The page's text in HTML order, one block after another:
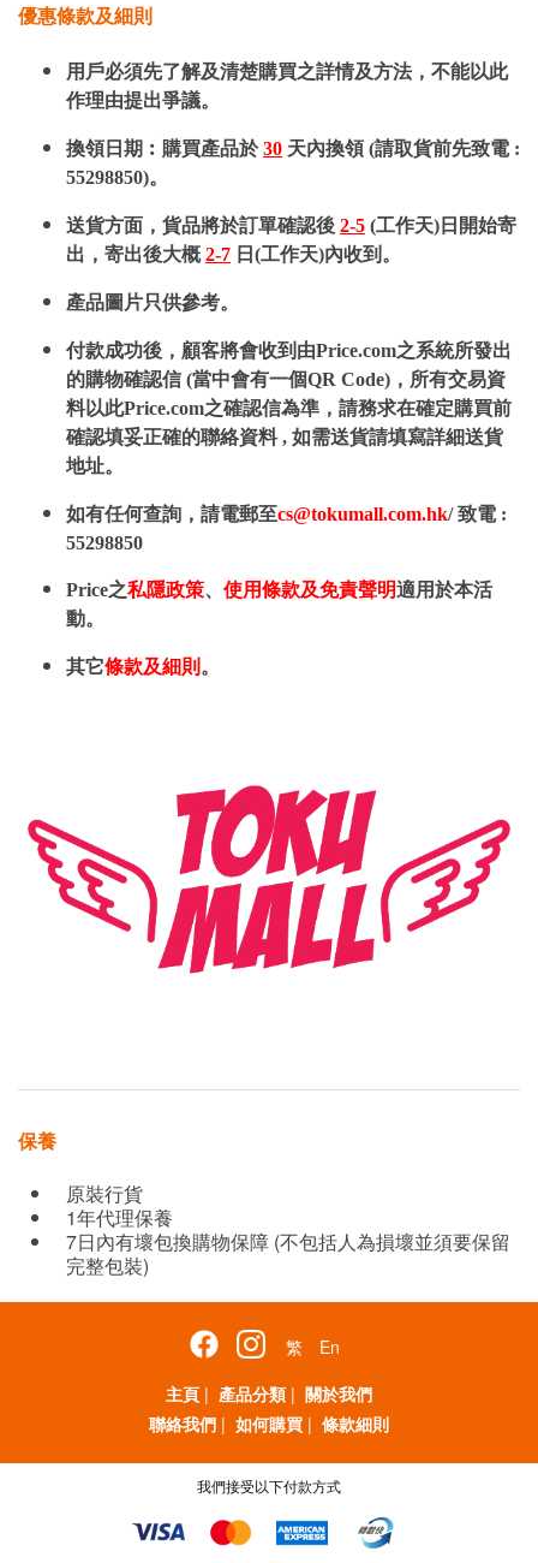
優惠條款及細則
用戶必須先了解及清楚購買之詳情及方法，不能以此
作理由提出爭議。
換領日期︰購買產品於30 天內換領 (請取貨前先致電 :
55298850)。
送貨方面，貨品將於訂單確認後 2-5 (工作天)日開始寄
出，寄出後大概2-7 日(工作天)內收到。
產品圖片只供參考。
付款成功後，顧客將會收到由Price.com之系統所發出
的購物確認信 (當中會有一個QR Code)，所有交易資
料以此Price.com之確認信為準，請務求在確定購買前
確認填妥正確的聯絡資料 , 如需送貨請填寫詳細送貨
地址。
如有任何查詢，請電郵至cs@tokumall.com.hk/ 致電 :
55298850
Price之私隱政策、 使用條款及免責聲明適用於本活
動。
其它條款及細則 。
保養
原裝行貨
1年代理保養
7日內有壞包換購物保障 (不包括人為損壞並須要保留
完整包裝)
繁
En
主頁 | 產品分類 | 關於我們
聯絡我們 | 如何購買 | 條款細則
我們接受以下付款方式